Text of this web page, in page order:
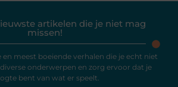
artikelen die je niet mag
missen!
meest boeiende verhalen die je echt niet
onderwerpen en zorg ervoor dat je
bent van wat er speelt.